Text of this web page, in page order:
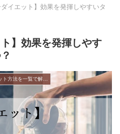
ダイエット】効果を発揮しやすいタ
ト】効果を発揮しやす
あなたに効果的なやり方を紹介！ダイエット方法を一覧で解説！